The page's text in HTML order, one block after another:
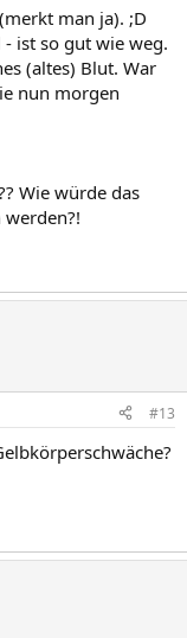
man ja). ;D
ist so gut wie weg.
(altes) Blut. War
nun morgen
Wie würde das
#13